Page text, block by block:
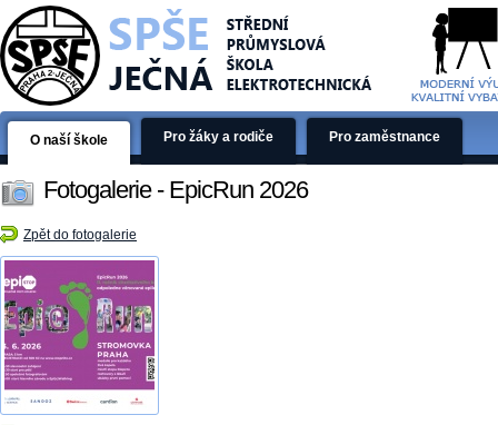
O naší škole Pro žáky a rodiče Pro zaměstnance
Fotogalerie - EpicRun 2026
Zpět do fotogalerie